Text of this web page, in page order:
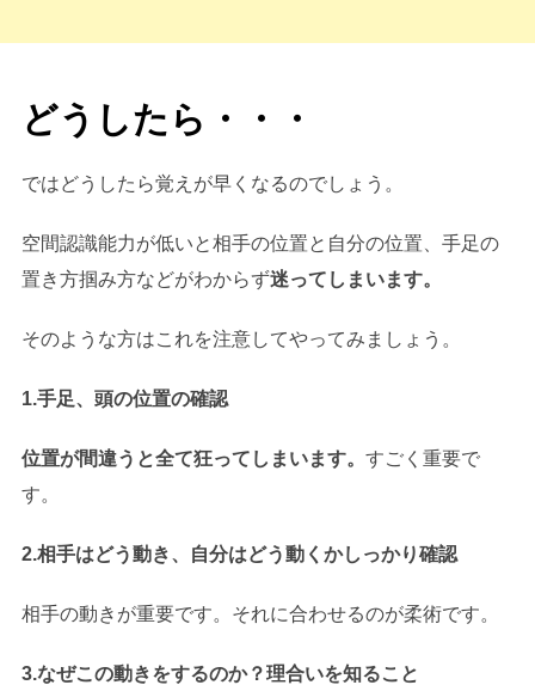
どうしたら・・・
ではどうしたら覚えが早くなるのでしょう。
空間認識能力が低いと相手の位置と自分の位置、手足の
置き方掴み方などがわからず迷ってしまいます。
そのような方はこれを注意してやってみましょう。
1.手足、頭の位置の確認
位置が間違うと全て狂ってしまいます。 すごく重要で
す。
2.相手はどう動き、自分はどう動くかしっかり確認
相手の動きが重要です。それに合わせるのが柔術です。
3.なぜこの動きをするのか？理合いを知ること